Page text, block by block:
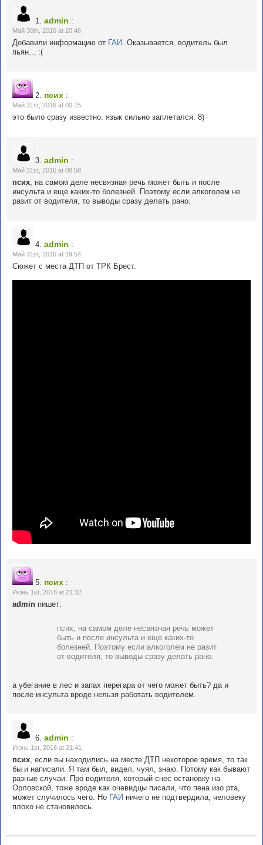
1. admin :
Май 30th, 2016 at 20:46
Добавили информацию от ГАИ. Оказывается, водитель был
пьян... :(
2. псих :
Май 31st, 2016 at 00:15
это было сразу известно. язык сильно заплетался. 8)
3. admin :
Май 31st, 2016 at 08:58
псих, на самом деле несвязная речь может быть и после
инсульта и еще каких-то болезней. Поэтому если алкоголем не
разит от водителя, то выводы сразу делать рано.
4. admin :
Май 31st, 2016 at 19:54
Сюжет с места ДТП от ТРК Брест.
5. псих :
Июнь 1st, 2016 at 21:32
admin пишет:
псих, на самом деле несвязная речь может
быть и после инсульта и еще каких-то
болезней. Поэтому если алкоголем не разит
от водителя, то выводы сразу делать рано.
а убегание в лес и запах перегара от чего может быть? да и
после инсульта вроде нельзя работать водителем.
6. admin :
Июнь 1st, 2016 at 21:41
псих , если вы находились на месте ДТП некоторое время, то так
бы и написали. Я там был, видел, чуял, знаю. Потому как бывают
разные случаи. Про водителя, который снес остановку на
Орловской, тоже вроде как очевидцы писали, что пена изо рта,
может случилось чего. Но ГАИ ничего не подтвердила, человеку
плохо не становилось.